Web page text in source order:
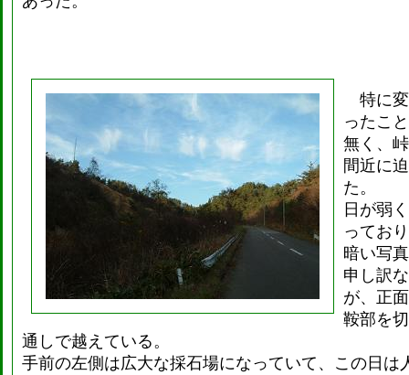
特に
ったこ
無く、
間近に
た。
日が弱
ってお
暗い写
申し訳
が、正
鞍部を
通しで越えている。
手前の左側は広大な採石場になっていて、この日は